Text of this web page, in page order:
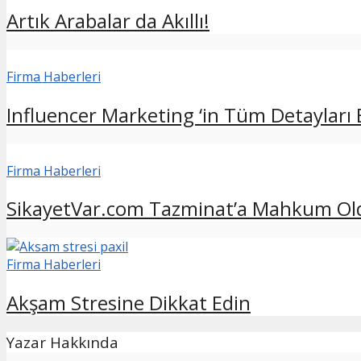
Artık Arabalar da Akıllı!
Firma Haberleri
Influencer Marketing ‘in Tüm Detayları
Firma Haberleri
SikayetVar.com Tazminat’a Mahkum
Firma Haberleri
Akşam Stresine Dikkat Edin
Yazar Hakkında